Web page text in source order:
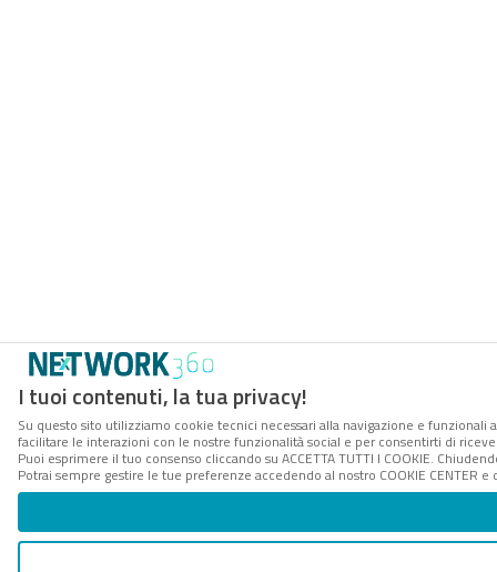
I tuoi contenuti, la tua privacy!
Su questo sito utilizziamo cookie tecnici necessari alla navigazione e
facilitare le interazioni con le nostre funzionalità social e per consentirti di
Puoi esprimere il tuo consenso cliccando su ACCETTA TUTTI I COOKIE.
Potrai sempre gestire le tue preferenze accedendo al nostro COOKIE